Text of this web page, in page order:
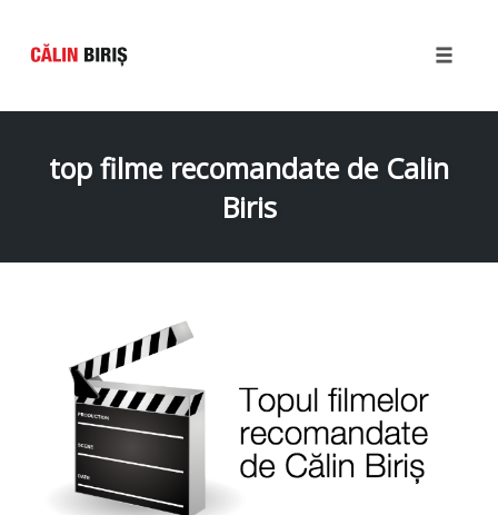
contenttop filme recomandate de Calin
Biris